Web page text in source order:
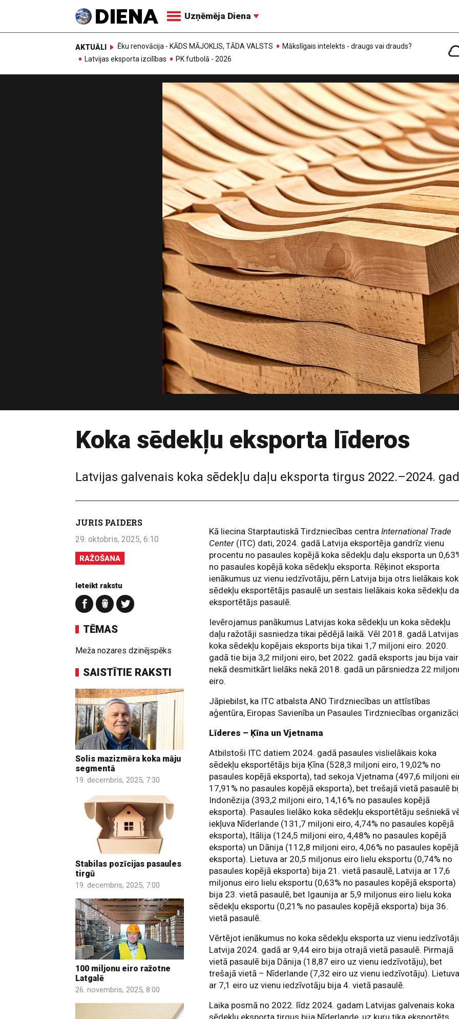
Uzņēmēja Diena
AKTUĀLI Ēku renovācija - KĀDS MĀJOKLIS, TĀDA VALSTS
Mākslīgais intelekts - draugs vai drauds?
Latvijas eksporta izcilības
PK futbolā - 2026
Koka sēdekļu eksporta līderos
Latvijas galvenais koka sēdekļu daļu eksporta tirgus 2022.–2024.
JURIS PAIDERS
29. oktobris, 2025, 6:10
RAŽOŠANA
Ieteikt rakstu
TĒMAS
Meža nozares dzinējspēks
SAISTĪTIE RAKSTI
Solis mazizmēra koka māju
segmentā
19. decembris, 2025, 7:30
Stabilas pozīcijas pasaules
tirgū
19. decembris, 2025, 7:00
100 miljonu eiro ražotne
Latgalē
26. novembris, 2025, 8:00
Kā liecina Starptautiskā Tirdzniecības centra International Trade
Center (ITC) dati, 2024. gadā Latvija eksportēja gandrīz vienu
procentu no pasaules kopējā koka sēdekļu daļu eksporta un
no pasaules kopējā koka sēdekļu eksporta. Rēķinot eksporta
ienākumus uz vienu iedzīvotāju, pērn Latvija bija otrs lielākais
sēdekļu eksportētājs pasaulē un sestais lielākais koka sēdekļu
eksportētājs pasaulē.
Ievērojamus panākumus Latvijas koka sēdekļu un koka sēdekļu
daļu ražotāji sasniedza tikai pēdējā laikā. Vēl 2018. gadā Latvijas
koka sēdekļu kopējais eksports bija tikai 1,7 miljoni eiro. 2020.
gadā tie bija 3,2 miljoni eiro, bet 2022. gadā eksports jau bija
nekā desmitkārt lielāks nekā 2018. gadā un pārsniedza 22
eiro.
Jāpiebilst, ka ITC atbalsta ANO Tirdzniecības un attīstības
aģentūra, Eiropas Savienība un Pasaules Tirdzniecības
Līderes – Ķīna un Vjetnama
Atbilstoši ITC datiem 2024. gadā pasaules vislielākais koka
sēdekļu eksportētājs bija Ķīna (528,3 miljoni eiro, 19,02% no
pasaules kopējā eksporta), tad sekoja Vjetnama (497,6 miljoni
17,91% no pasaules kopējā eksporta), bet trešajā vietā pasaulē
Indonēzija (393,2 miljoni eiro, 14,16% no pasaules kopējā
eksporta). Pasaules lielāko koka sēdekļu eksportētāju sešniekā
iekļuva Nīderlande (131,7 miljoni eiro, 4,74% no pasaules kopējā
eksporta), Itālija (124,5 miljoni eiro, 4,48% no pasaules kopējā
eksporta) un Dānija (112,8 miljoni eiro, 4,06% no pasaules kopējā
eksporta). Lietuva ar 20,5 miljonus eiro lielu eksportu (0,74% no
pasaules kopējā eksporta) bija 21. vietā pasaulē, Latvija ar 17,6
miljonus eiro lielu eksportu (0,63% no pasaules kopējā eksporta)
bija 23. vietā pasaulē, bet Igaunija ar 5,9 miljonus eiro lielu koka
sēdekļu eksportu (0,21% no pasaules kopējā eksporta) bija 36.
vietā pasaulē.
Vērtējot ienākumus no koka sēdekļu eksporta uz vienu
Latvija 2024. gadā ar 9,44 eiro bija otrajā vietā pasaulē. Pirmajā
vietā pasaulē bija Dānija (18,87 eiro uz vienu iedzīvotāju), bet
trešajā vietā – Nīderlande (7,32 eiro uz vienu iedzīvotāju).
ar 7,1 eiro uz vienu iedzīvotāju bija 4. vietā pasaulē.
Laika posmā no 2022. līdz 2024. gadam Latvijas galvenais koka
sēdekļu eksporta tirgus bija Nīderlande, uz kuru tika eksportēts